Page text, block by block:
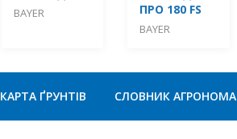
BAYER
ПРО 180 FS
BAYER
КАРТА ҐРУНТІВ СЛОВНИК АГРОНОМА